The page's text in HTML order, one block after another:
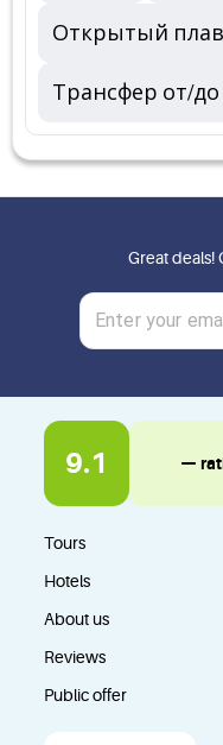
Открытый
Трансфер от/
9.1 —
Tours
Hotels
About us
Reviews
Public offer
Great deals!